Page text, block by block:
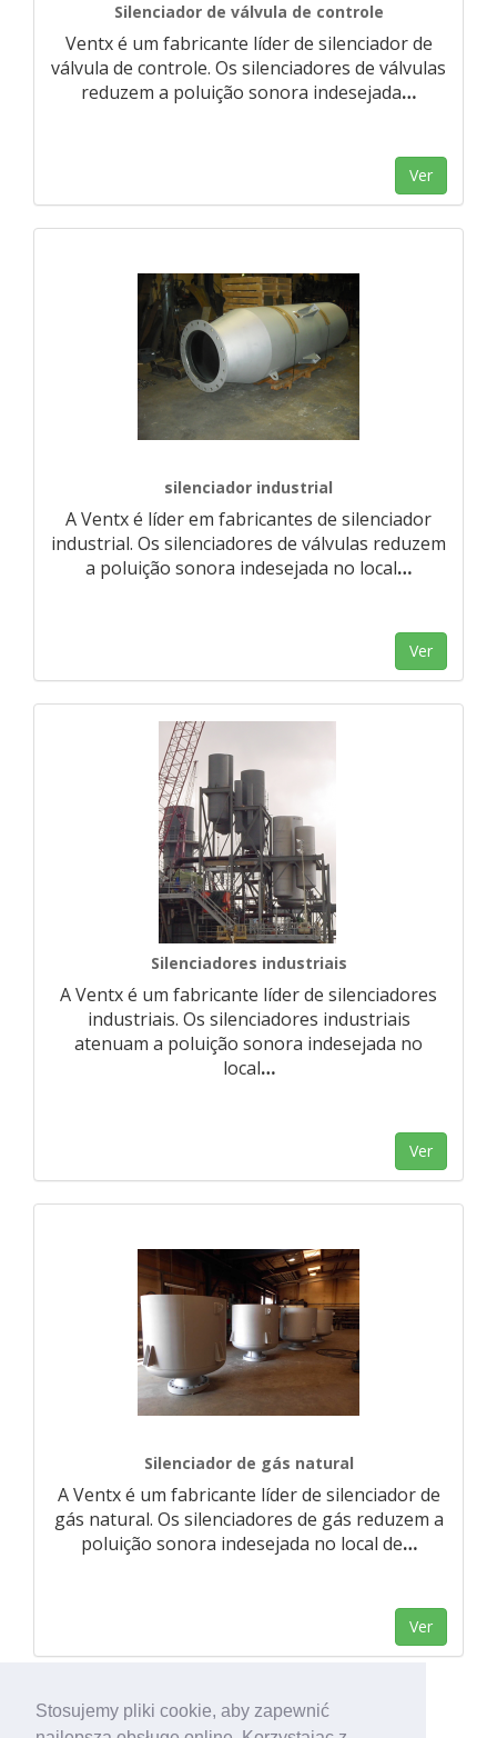
Stosujemy pliki cookie, aby zapewnić
Silenciador de válvula de controle
Ventx é um fabricante líder de silenciador de
válvula de controle. Os silenciadores de válvulas
reduzem a poluição sonora indesejada…
Ver
silenciador industrial
A Ventx é líder em fabricantes de silenciador
industrial. Os silenciadores de válvulas reduzem
a poluição sonora indesejada no local…
Ver
Silenciadores industriais
A Ventx é um fabricante líder de silenciadores
industriais. Os silenciadores industriais
atenuam a poluição sonora indesejada no
local…
Ver
Silenciador de gás natural
A Ventx é um fabricante líder de silenciador de
gás natural. Os silenciadores de gás reduzem a
poluição sonora indesejada no local de…
Ver